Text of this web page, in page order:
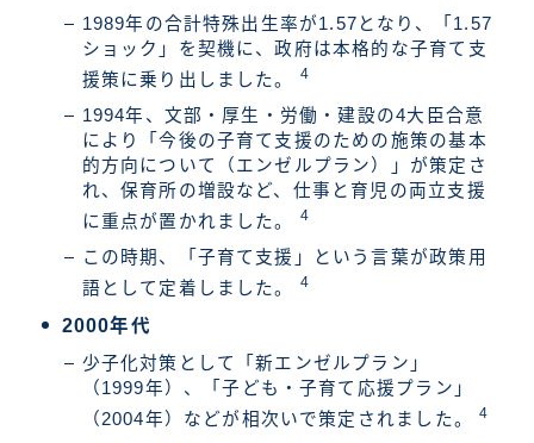
1989年の合計特殊出生率が1.57となり、「1.57
ショック」を契機に、政府は本格的な子育て支
援策に乗り出しました。 4
1994年、文部・厚生・労働・建設の4大臣合意
により「今後の子育て支援のための施策の基本
的方向について（エンゼルプラン）」が策定さ
れ、保育所の増設など、仕事と育児の両立支援
に重点が置かれました。 4
この時期、「子育て支援」という言葉が政策用
語として定着しました。 4
2000年代
少子化対策として「新エンゼルプラン」
（1999年）、「子ども・子育て応援プラン」
（2004年）などが相次いで策定されました。4